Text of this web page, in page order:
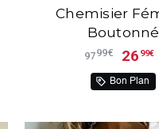
Chemisier
Boutonné
9799€ 26 99€
Bon Plan